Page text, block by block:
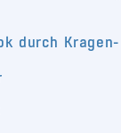
durch